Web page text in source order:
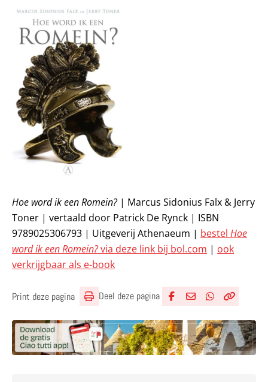
Hoe word ik een Romein?| Marcus Sidonius Falx & Jerry
Toner | vertaald door Patrick De Rynck | ISBN
9789025306793 | Uitgeverij Athenaeum | bestel Hoe
word ik een Romein?via deze link bij bol.com | ook
verkrijgbaar als e-book
Print deze pagina Deel deze pagina